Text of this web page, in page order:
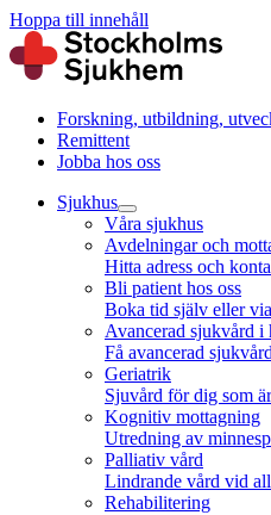
Hoppa till innehåll
Forskning, utbildning,
Remittent
Jobba hos oss
Sjukhus
Våra sjukhus
Avdelningar och
Hitta adress och
Bli patient hos oss
Boka tid själv eller
Avancerad sjukvård i
Få avancerad
Geriatrik
Sjuvård för dig som
Kognitiv mottagning
Utredning av
Palliativ vård
Lindrande vård vid
Rehabilitering